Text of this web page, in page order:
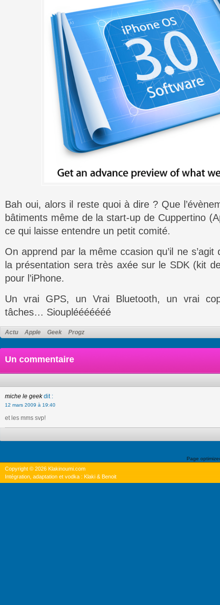
Bah oui, alors il reste quoi à dire ? Que
bâtiments même de la start-up de Cuppertino
ce qui laisse entendre un petit comité.
On apprend par la même ccasion qu’il ne s’agit
la présentation sera très axée sur le SDK (kit
pour l’iPhone.
Un vrai GPS, un Vrai Bluetooth, un vrai
tâches… Siouplééééééé
Actu Apple Geek Progz
Un commentaire
miche le geek dit :
12 mars 2009 à 19:40
et les mms svp!
Page
Copyright © 2026 Klakinoumi.com
Intégration, adaptation et vodka : Klaki & Benoit